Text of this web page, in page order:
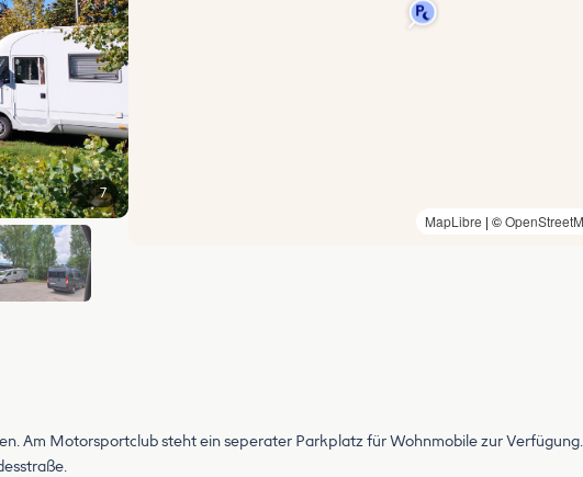
7
MapLibre | ©
Am Motorsportclub steht ein seperater Parkplatz für Wohnmobile zur